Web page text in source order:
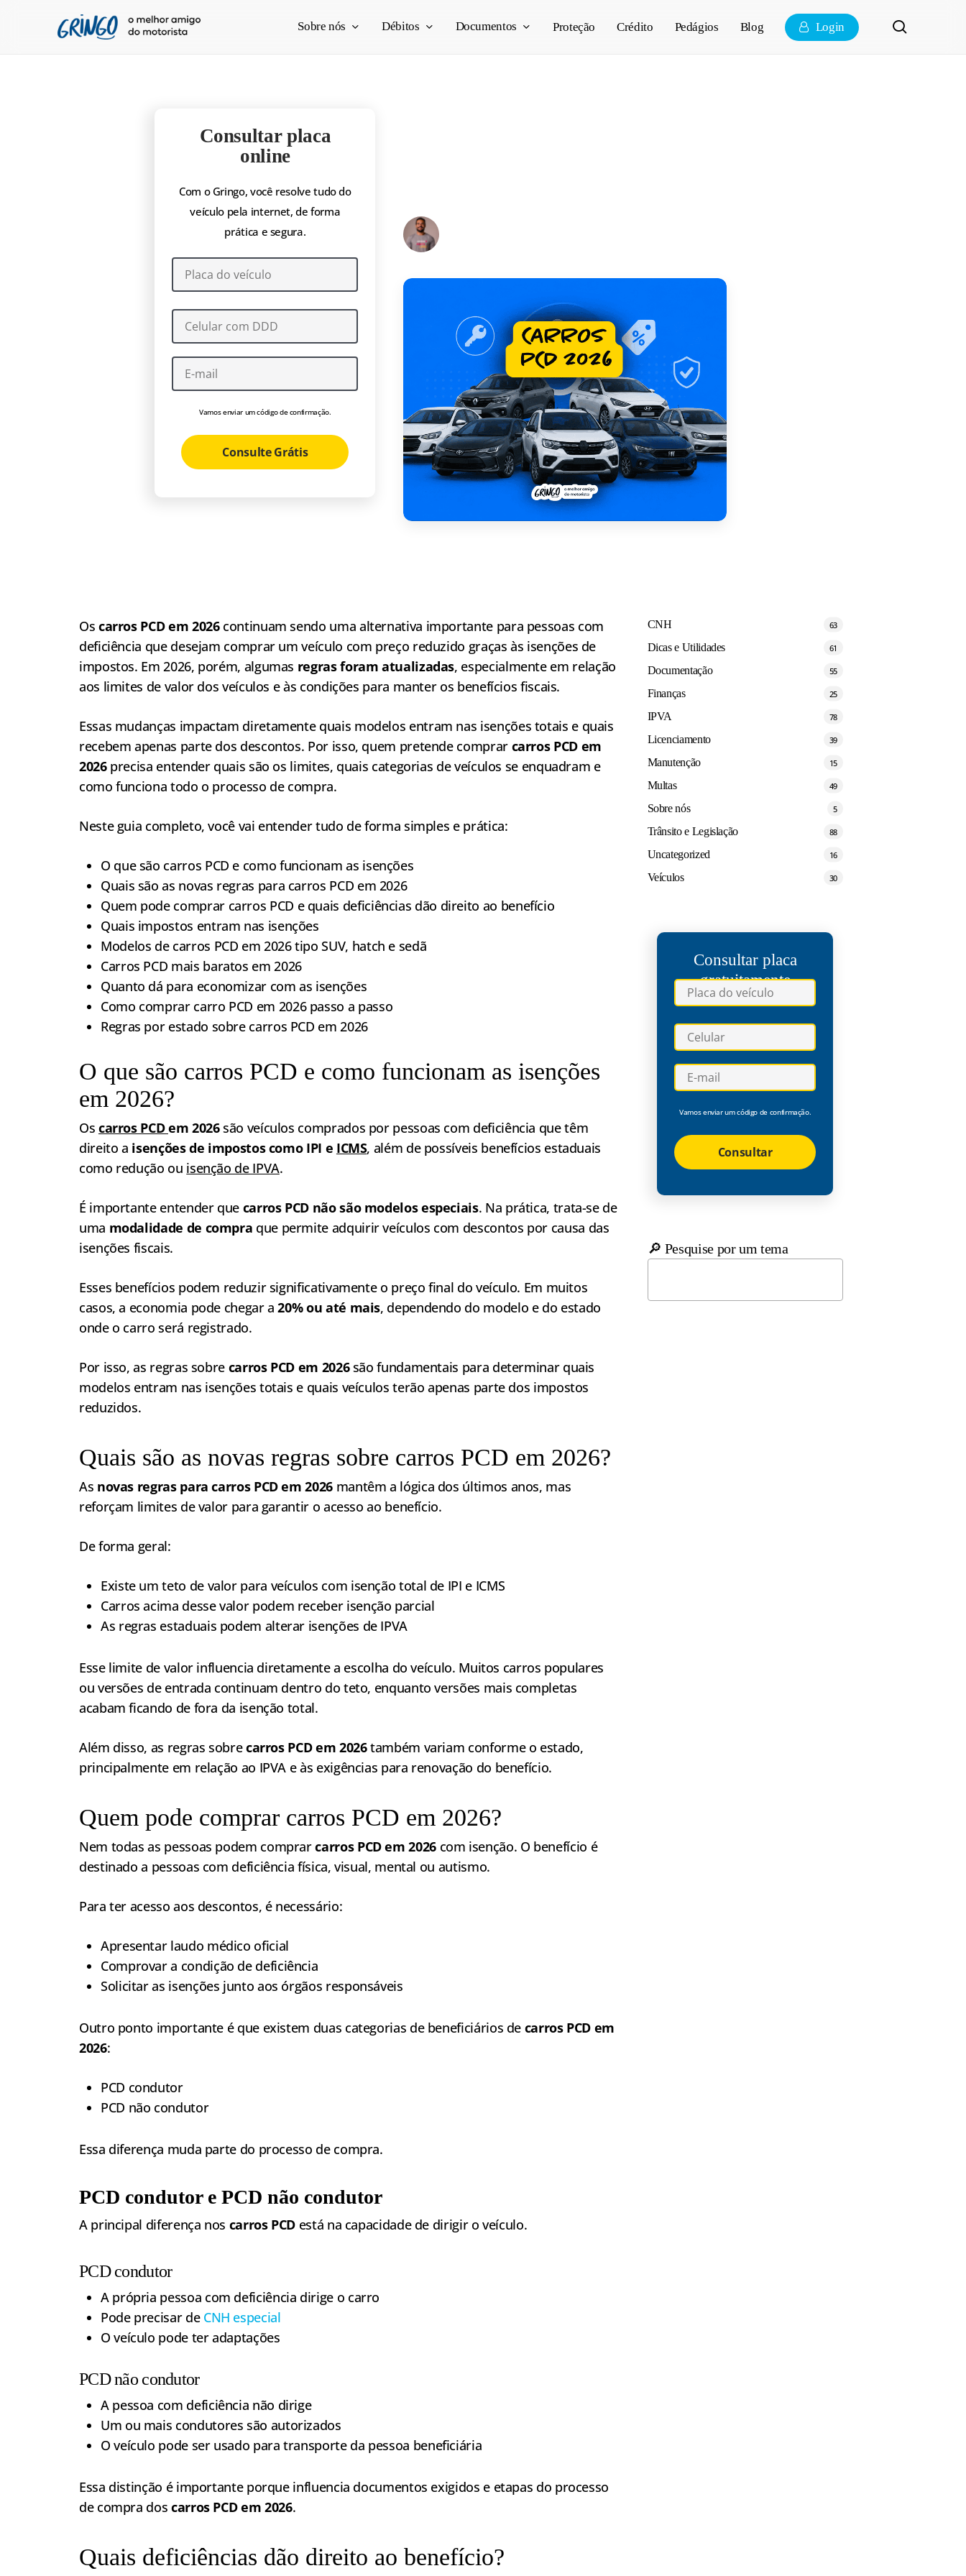
Sobre nós Débitos Documentos Proteção Crédito Pedágios Blog Login
Consultar placa
online
Com o Gringo, você resolve tudo do
veículo pela internet, de forma
prática e segura.
Vamos enviar um código de confirmação.
Consulte Grátis
Os carros PCD em 2026continuam sendo uma alternativa importante para pessoas com
deficiência que desejam comprar um veículo com preço reduzido graças às isenções de
impostos. Em 2026, porém, algumas regras foram atualizadas, especialmente em relação
aos limites de valor dos veículos e às condições para manter os benefícios fiscais.
Essas mudanças impactam diretamente quais modelos entram nas isenções totais e quais
recebem apenas parte dos descontos. Por isso, quem pretende comprar carros PCD em
2026precisa entender quais são os limites, quais categorias de veículos se enquadram e
como funciona todo o processo de compra.
Neste guia completo, você vai entender tudo de forma simples e prática:
O que são carros PCD e como funcionam as isenções
Quais são as novas regras para carros PCD em 2026
Quem pode comprar carros PCD e quais deficiências dão direito ao benefício
Quais impostos entram nas isenções
Modelos de carros PCD em 2026 tipo SUV, hatch e sedã
Carros PCD mais baratos em 2026
Quanto dá para economizar com as isenções
Como comprar carro PCD em 2026 passo a passo
Regras por estado sobre carros PCD em 2026
O que são carros PCD e como funcionam as isenções
em 2026?
Os carros PCDem 2026são veículos comprados por pessoas com deficiência que têm
direito a isenções de impostos como IPI e ICMS, além de possíveis benefícios estaduais
como redução ou isenção de IPVA.
É importante entender que carros PCD não são modelos especiais. Na prática, trata-se de
uma modalidade de compra que permite adquirir veículos com descontos por causa das
isenções fiscais.
Esses benefícios podem reduzir significativamente o preço final do veículo. Em muitos
casos, a economia pode chegar a20% ou até mais, dependendo do modelo e do estado
onde o carro será registrado.
Por isso, as regras sobre carros PCD em 2026são fundamentais para determinar quais
modelos entram nas isenções totais e quais veículos terão apenas parte dos impostos
reduzidos.
Quais são as novas regras sobre carros PCD em 2026?
As novas regras para carros PCD em 2026mantêm a lógica dos últimos anos, mas
reforçam limites de valor para garantir o acesso ao benefício.
De forma geral:
Existe um teto de valor para veículos com isenção total de IPI e ICMS
Carros acima desse valor podem receber isenção parcial
As regras estaduais podem alterar isenções de IPVA
Esse limite de valor influencia diretamente a escolha do veículo. Muitos carros populares
ou versões de entrada continuam dentro do teto, enquanto versões mais completas
acabam ficando de fora da isenção total.
Além disso, as regras sobrecarros PCD em 2026também variam conforme o estado,
principalmente em relação ao IPVA e às exigências para renovação do benefício.
Quem pode comprar carros PCD em 2026?
Nem todas as pessoas podem comprarcarros PCD em 2026com isenção. O benefício é
destinado a pessoas com deficiência física, visual, mental ou autismo.
Para ter acesso aos descontos, é necessário:
Apresentar laudo médico oficial
Comprovar a condição de deficiência
Solicitar as isenções junto aos órgãos responsáveis
Outro ponto importante é que existem duas categorias de beneficiários de carros PCD em
2026:
PCD condutor
PCD não condutor
Essa diferença muda parte do processo de compra.
PCD condutor e PCD não condutor
A principal diferença nos carros PCD está na capacidade de dirigir o veículo.
PCD condutor
A própria pessoa com deficiência dirige o carro
Pode precisar deCNH especial
O veículo pode ter adaptações
PCD não condutor
A pessoa com deficiência não dirige
Um ou mais condutores são autorizados
O veículo pode ser usado para transporte da pessoa beneficiária
Essa distinção é importante porque influencia documentos exigidos e etapas do processo
de compra dos carros PCD em 2026.
Quais deficiências dão direito ao benefício?
CNH 63
Dicas e Utilidades 61
Documentação 55
Finanças 25
IPVA 78
Licenciamento 39
Manutenção 15
Multas 49
Sobre nós 5
Trânsito e Legislação 88
Uncategorized 16
Veículos 30
Consultar placa
gratuitamente
Vamos enviar um código de confirmação.
Consultar
🔎 Pesquise por um tema